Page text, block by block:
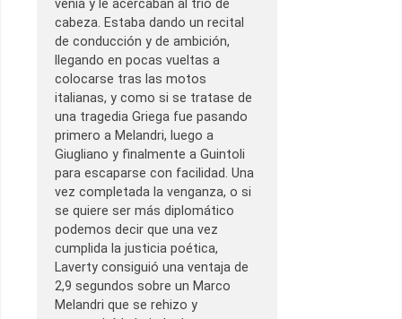
venía y le acercaban al trío de
cabeza. Estaba dando un recital
de conducción y de ambición,
llegando en pocas vueltas a
colocarse tras las motos
italianas, y como si se tratase de
una tragedia Griega fue pasando
primero a Melandri, luego a
Giugliano y finalmente a Guintoli
para escaparse con facilidad. Una
vez completada la venganza, o si
se quiere ser más diplomático
podemos decir que una vez
cumplida la justicia poética,
Laverty consiguió una ventaja de
2,9 segundos sobre un Marco
Melandri que se rehizo y